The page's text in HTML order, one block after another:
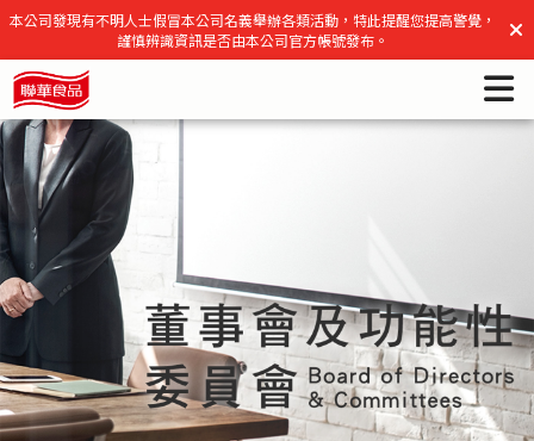
董事會及功能性委員會 | 聯華食品官方網站
本公司發現有不明人士假冒本公司名義舉辦各類活動，特此提醒您提高警覺，
謹慎辨識資訊是否由本公司官方帳號發布。